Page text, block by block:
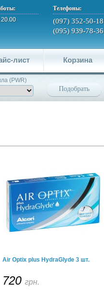
Телефоны:
(097) 352-50-18
(095) 939-78-36
20.00
лист Корзина
(PWR)
Подобрать
Air Optix plus HydraGlyde 3 шт.
720 грн.